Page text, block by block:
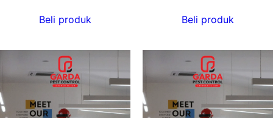
Beli produk Beli produk